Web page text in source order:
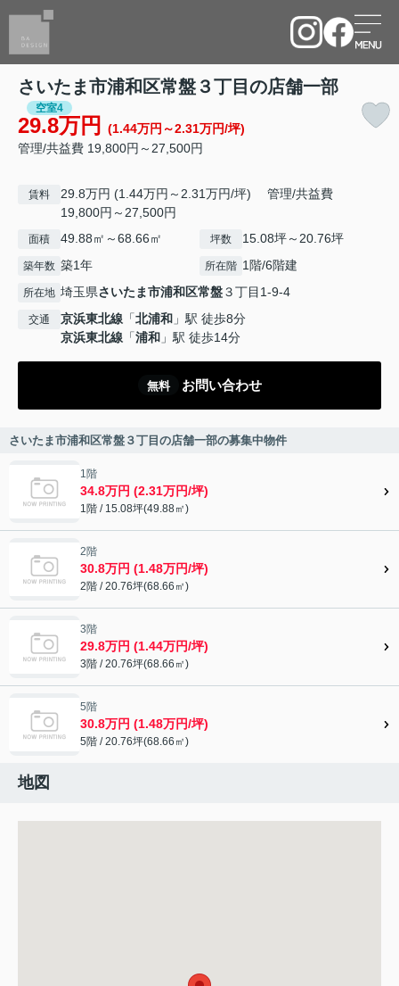
さいたま市浦和区常盤３丁目の店舗一部
空室4
29.8万円
(1.44万円～2.31万円/坪)
管理/共益費 19,800円～27,500円
賃料
29.8万円 (1.44万円～2.31万円/坪) 管理/共益費
19,800円～27,500円
面積 49.88㎡～68.66㎡ 坪数 15.08坪～20.76坪
築年数 築1年 所在階 1階/6階建
所在地 埼玉県さいたま市浦和区常盤３丁目1-9-4
交通 京浜東北線 「北浦和 」駅 徒歩8分
京浜東北線 「浦和 」駅 徒歩14分
無料 お問い合わせ
さいたま市浦和区常盤３丁目の店舗一部の募集中物件
1階
34.8万円 (2.31万円/坪)
1階 / 15.08坪(49.88㎡)
2階
30.8万円 (1.48万円/坪)
2階 / 20.76坪(68.66㎡)
3階
29.8万円 (1.44万円/坪)
3階 / 20.76坪(68.66㎡)
5階
30.8万円 (1.48万円/坪)
5階 / 20.76坪(68.66㎡)
地図